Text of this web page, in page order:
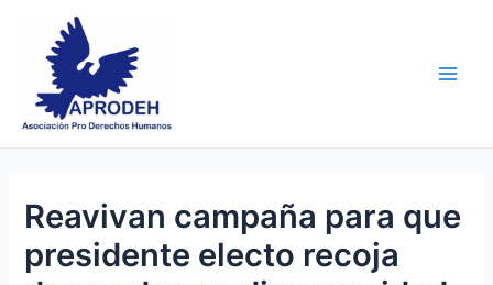
content
Reavivan campaña para que
presidente electo recoja
navigation